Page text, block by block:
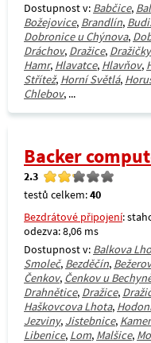
Dostupnost v: Babčice,
Božejovice, Brandlín,
Dobronice u Chýnova,
Dráchov, Dražice, Dražičky
Hamr, Hlavatce, Hlavňov,
Střítež, Horní Světlá,
Chlebov, ...
Backer
2.3
testů celkem:40
Bezdrátové připojení:
odezva: 8,06 ms
Dostupnost v: Balkova
Smoleč, Bezděčín,
Čenkov, Čenkov u
Drahnětice, Dražice,
Haškovcova Lhota,
Jezviny, Jistebnice,
Libenice, Lom, Malšice,